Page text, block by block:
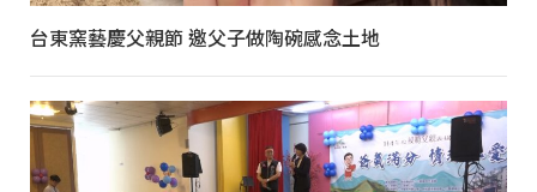
台東窯藝慶父親節 邀父子做陶碗感念土地